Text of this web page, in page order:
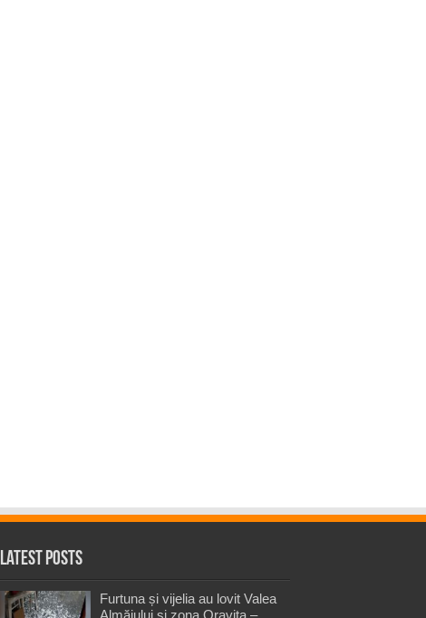
Latest Posts
Furtuna și vijelia au lovit Valea
Almăjului și zona Oravița –